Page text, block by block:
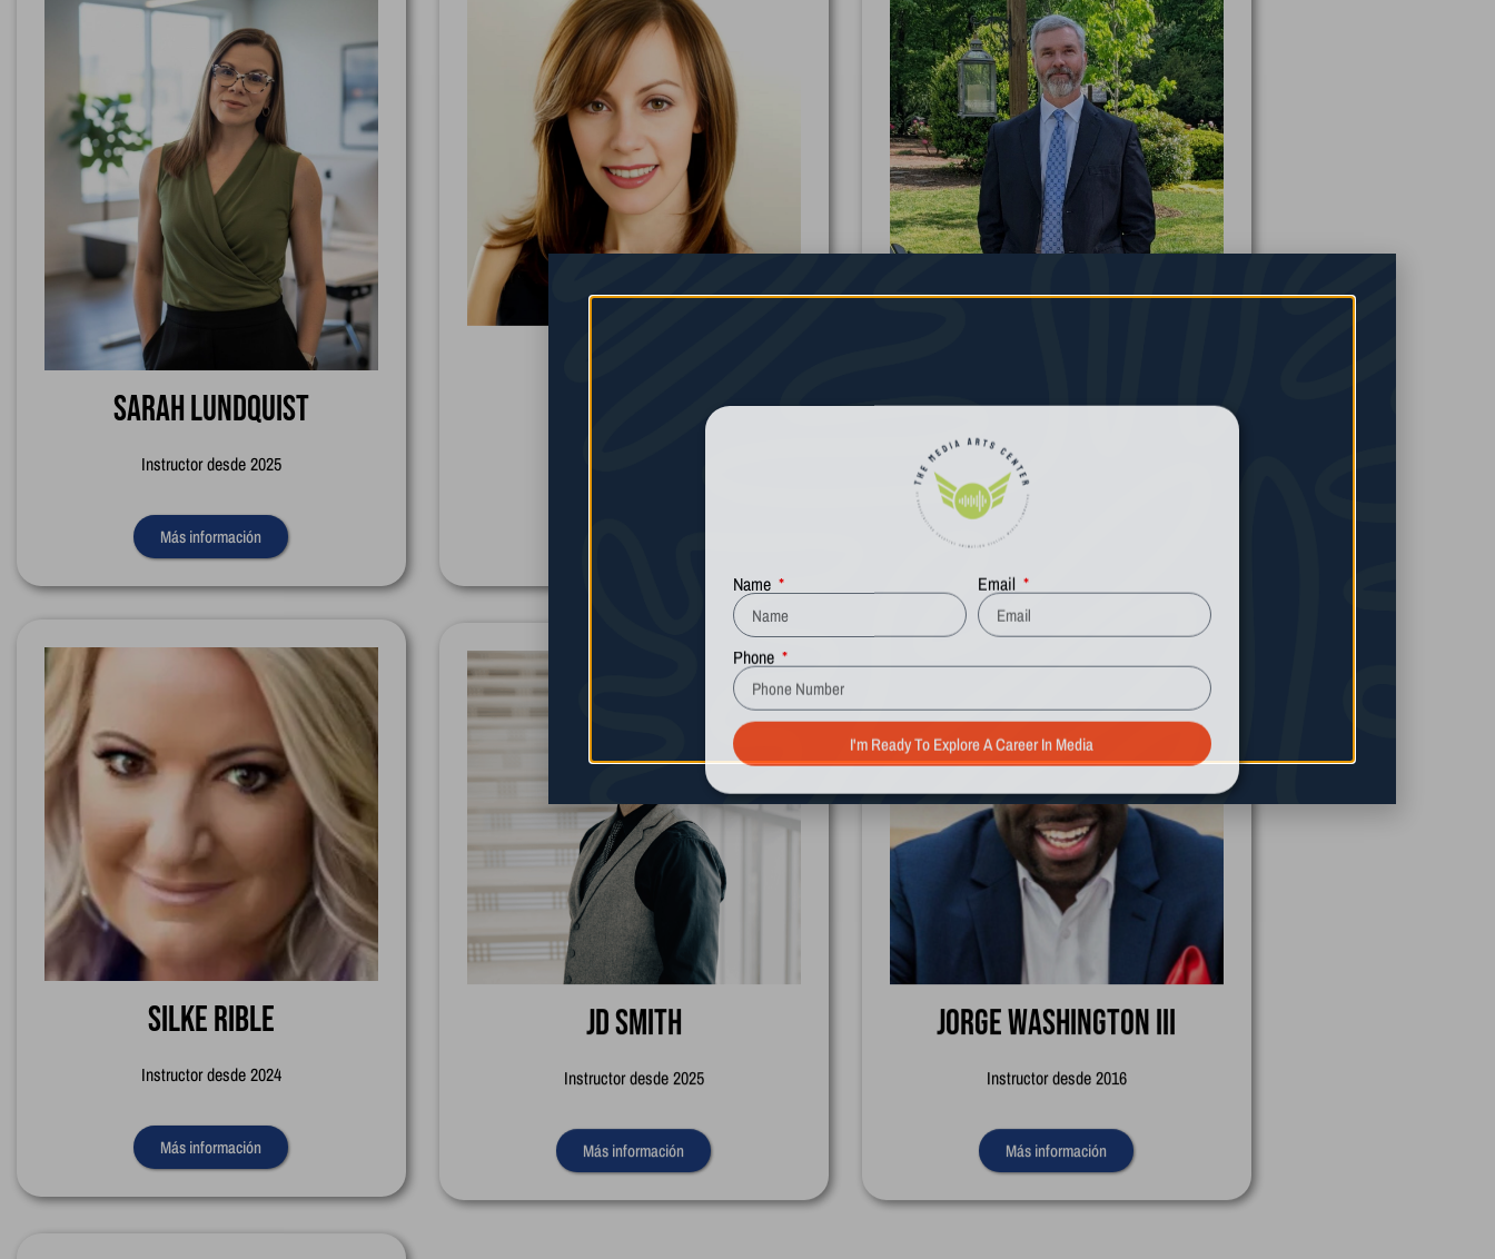
Sarah Lundquist
Instructor desde 2025
Más información
Más información
Silke Rible
Instructor desde 2024
Más información
JD Smith
Instructor desde 2025
Más información
Jorge Washington III
Instructor desde 2016
Más información
Email
Phone
I'm Ready To Explore A Career In Media